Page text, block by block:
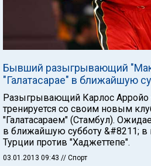
Бывший разыгрывающий
"Галатасарае" в ближайшую
Разыгрывающий Карлос Арройо
тренируется со своим новым
"Галатасараем" (Стамбул).
в ближайшую субботу &#8211; в
Турции против "Хаджеттепе".
03.01.2013 09:43 // Спорт